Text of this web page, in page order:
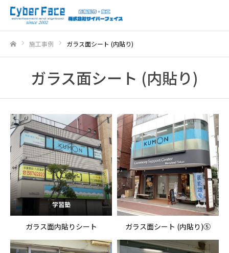
施工事例 ガラス面シート (内貼り)
ガラス面シート (内貼り)
学習塾
ガラス面内貼りシート ガラス面シート (内貼り)⑤